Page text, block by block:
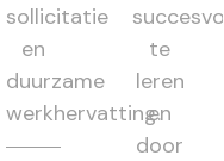
sollicitatie
en
duurzame
werkhervatting.
succesvol
te
leren
en
door